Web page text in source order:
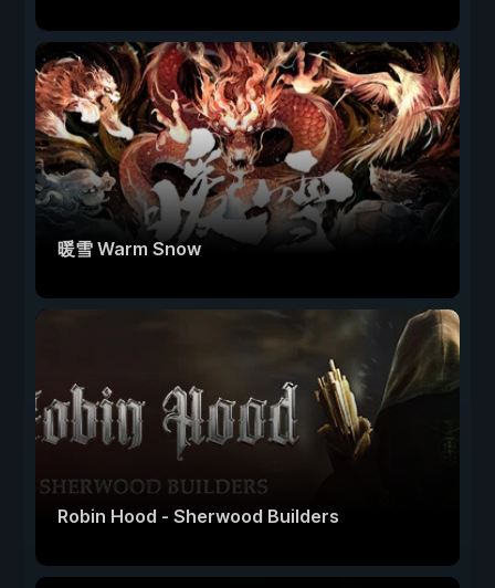
暖雪 Warm Snow
Robin Hood - Sherwood Builders